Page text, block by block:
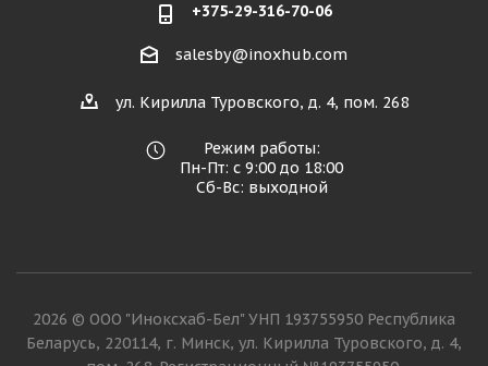
+375-29-316-70-06
salesby@inoxhub.com
ул. Кирилла Туровского, д. 4, пом. 268
Режим работы:
Пн-Пт: с 9:00 до 18:00
Сб-Вс: выходной
2026 © ООО "Иноксхаб-Бел" УНП 193755950 Республика
Беларусь, 220114, г. Минск, ул. Кирилла Туровского, д. 4,